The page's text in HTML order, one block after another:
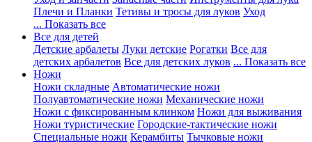
Плечи и Планки Тетивы и тросы для луков Уход
... Показать все
Все для детей
Детские арбалеты Луки детские Рогатки Все для
детских арбалетов Все для детских луков ... Показать все
Ножи
Ножи складные Автоматические ножи
Полуавтоматические ножи Механические ножи
Ножи с фиксированным клинком Ножи для выживания
Ножи туристические Городские-тактические ножи
Специальные ножи Керамбиты Тычковые ножи